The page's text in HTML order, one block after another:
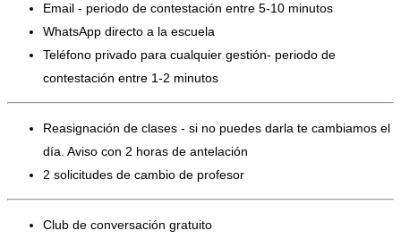
Email - periodo de contestación entre 5-10 minutos
WhatsApp directo a la escuela
Teléfono privado para cualquier gestión- periodo de
contestación entre 1-2 minutos
Reasignación de clases - si no puedes darla te cambiamos el
día. Aviso con 2 horas de antelación
2 solicitudes de cambio de profesor
Club de conversación gratuito